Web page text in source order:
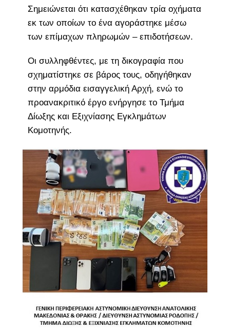
Σημειώνεται ότι κατασχέθηκαν τρία οχήματα
εκ των οποίων το ένα αγοράστηκε μέσω
των επίμαχων πληρωμών – επιδοτήσεων.
Οι συλληφθέντες, με τη δικογραφία που
σχηματίστηκε σε βάρος τους, οδηγήθηκαν
στην αρμόδια εισαγγελική Αρχή, ενώ το
προανακριτικό έργο ενήργησε το Τμήμα
Δίωξης και Εξιχνίασης Εγκλημάτων
Κομοτηνής.